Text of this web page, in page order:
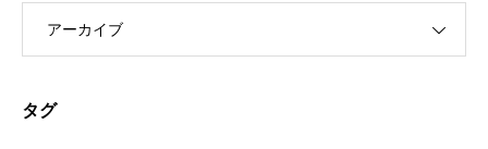
アーカイブ
タグ